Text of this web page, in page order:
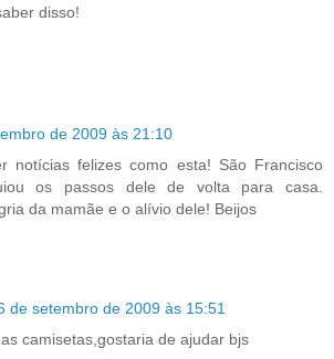
disso!
de 2009 às 21:10
notícias felizes como esta! São Francisco
os passos dele de volta para casa.
da mamãe e o alívio dele! Beijos
de setembro de 2009 às 15:51
camisetas,gostaria de ajudar bjs